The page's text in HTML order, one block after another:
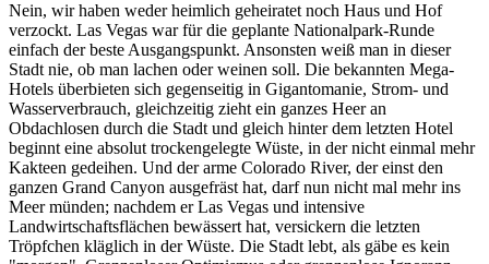
Nein, wir haben weder heimlich geheiratet noch Haus und Hof
verzockt. Las Vegas war für die geplante Nationalpark-Runde
einfach der beste Ausgangspunkt. Ansonsten weiß man in dieser
Stadt nie, ob man lachen oder weinen soll. Die bekannten Mega-
Hotels überbieten sich gegenseitig in Gigantomanie, Strom- und
Wasserverbrauch, gleichzeitig zieht ein ganzes Heer an
Obdachlosen durch die Stadt und gleich hinter dem letzten Hotel
beginnt eine absolut trockengelegte Wüste, in der nicht einmal mehr
Kakteen gedeihen. Und der arme Colorado River, der einst den
ganzen Grand Canyon ausgefräst hat, darf nun nicht mal mehr ins
Meer münden; nachdem er Las Vegas und intensive
Landwirtschaftsflächen bewässert hat, versickern die letzten
Tröpfchen kläglich in der Wüste. Die Stadt lebt, als gäbe es kein